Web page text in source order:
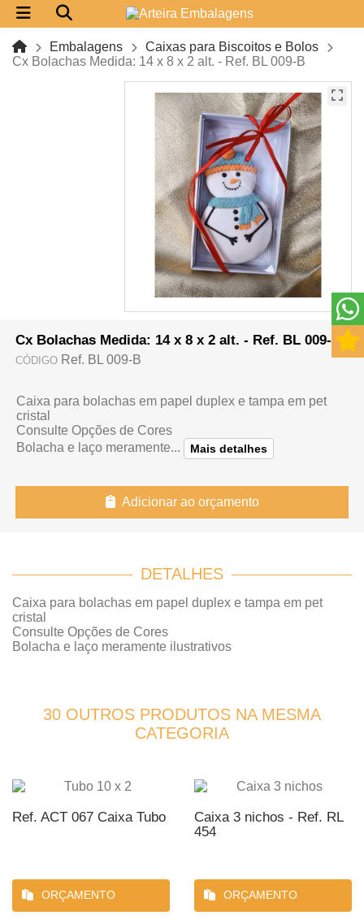
Embalagens
Caixas para Biscoitos e Bolos
Cx Bolachas Medida: 14 x 8 x 2 alt. - Ref. BL 009-B
Cx Bolachas Medida: 14 x 8 x 2 alt. - Ref. BL 009-B
CÓDIGO Ref. BL 009-B
Caixa para bolachas em papel duplex e tampa em pet
cristal
Consulte Opções de Cores
Bolacha e laço meramente...
Mais detalhes
Adicionar ao orçamento
DETALHES
Caixa para bolachas em papel duplex e tampa em pet
cristal
Consulte Opções de Cores
Bolacha e laço meramente ilustrativos
30 OUTROS PRODUTOS NA MESMA
CATEGORIA
Ref. ACT 067 Caixa Tubo
ORÇAMENTO
Caixa 3 nichos - Ref. RL
454
ORÇAMENTO